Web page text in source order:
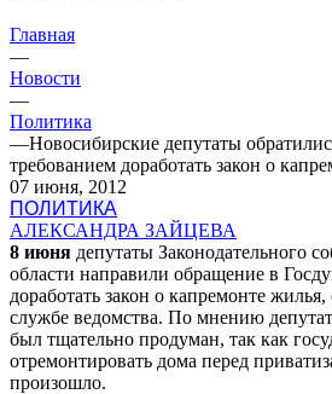
Главная
—
Новости
—
Политика
—Новосибирские депутаты
требованием доработать закон о
07 июня, 2012
ПОЛИТИКА
АЛЕКСАНДРА ЗАЙЦЕВА
8 июня депутаты Законодательного
области направили обращение в
доработать закон о капремонте
службе ведомства. По мнению
был тщательно продуман, так как
отремонтировать дома перед
произошло.